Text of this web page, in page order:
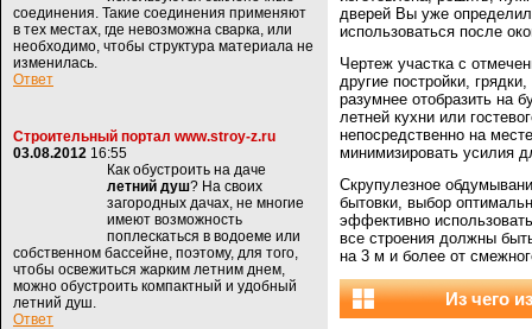
соединения. Такие соединения применяют
в тех местах, где невозможна сварка, или
необходимо, чтобы структура материала не
изменилась.
Ответ
Строительный портал www.stroy-z.ru
03.08.2012 16:55
Как обустроить на даче
летний душ? На своих
загородных дачах, не многие
имеют возможность
поплескаться в водоеме или
собственном бассейне, поэтому, для того,
чтобы освежиться жарким летним днем,
можно обустроить компактный и удобный
летний душ.
Ответ
дверей Вы уже
использоваться после
Чертеж участка с
другие постройки,
разумнее отобразить на
летней кухни или
непосредственно на
минимизировать усилия
Скрупулезное
бытовки, выбор
эффективно
все строения должны
на 3 м и более от
Из чего